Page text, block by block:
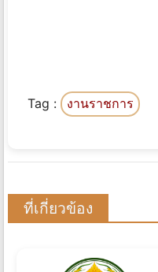
Tag : งานราชการ
ที่เกี่ยวข้อง